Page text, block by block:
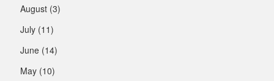
August (3)
July (11)
June (14)
May (10)